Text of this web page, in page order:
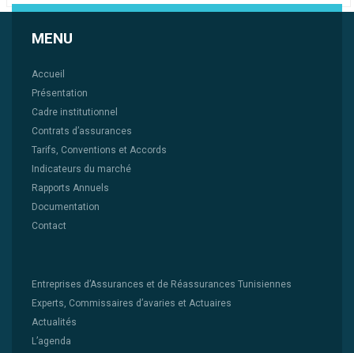
MENU
Accueil
Présentation
Cadre institutionnel
Contrats d’assurances
Tarifs, Conventions et Accords
Indicateurs du marché
Rapports Annuels
Documentation
Contact
Entreprises d’Assurances et de Réassurances Tunisiennes
Experts, Commissaires d’avaries et Actuaires
Actualités
L’agenda